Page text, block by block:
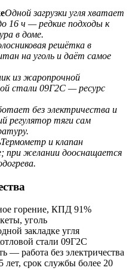
Одной загрузки угля хватает
16 ч — редкие подходы к
в доме.
решётка в
на уголь и даёт самое
из жаропрочной
стали 09Г2С — ресурс
без электричества и
регулятор тяги сам
Термометр и клапан
при желании дооснащается
горение, КПД 91%
уголь
закладке угля
стали 09Г2С
— работа без электричества
лет, срок службы более 20